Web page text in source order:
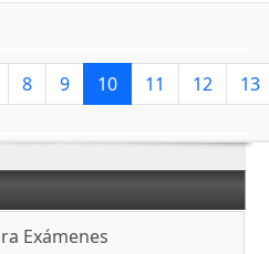
Exámenes
Página 10 de 16
8 9 10 11 12 13